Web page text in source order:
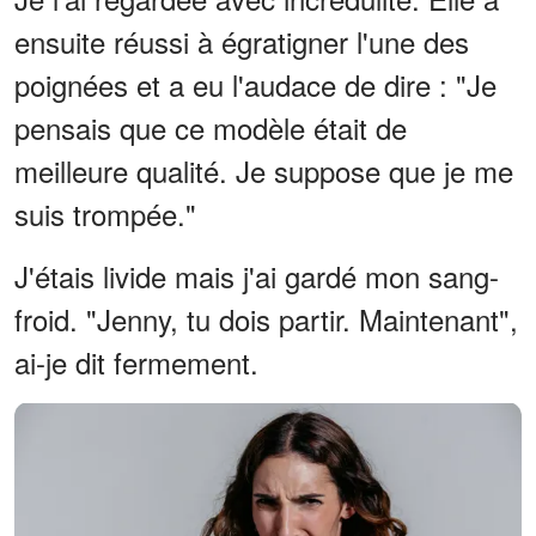
ensuite réussi à égratigner l'une des
poignées et a eu l'audace de dire : "Je
pensais que ce modèle était de
meilleure qualité. Je suppose que je me
suis trompée."
J'étais livide mais j'ai gardé mon sang-
froid. "Jenny, tu dois partir. Maintenant",
ai-je dit fermement.